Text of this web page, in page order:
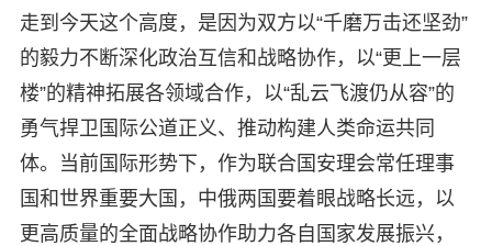
走到今天这个高度，是因为双方以“千磨万击还坚劲”
的毅力不断深化政治互信和战略协作，以“更上一层
楼”的精神拓展各领域合作，以“乱云飞渡仍从容”的
勇气捍卫国际公道正义、推动构建人类命运共同
体。当前国际形势下，作为联合国安理会常任理事
国和世界重要大国，中俄两国要着眼战略长远，以
更高质量的全面战略协作助力各自国家发展振兴，